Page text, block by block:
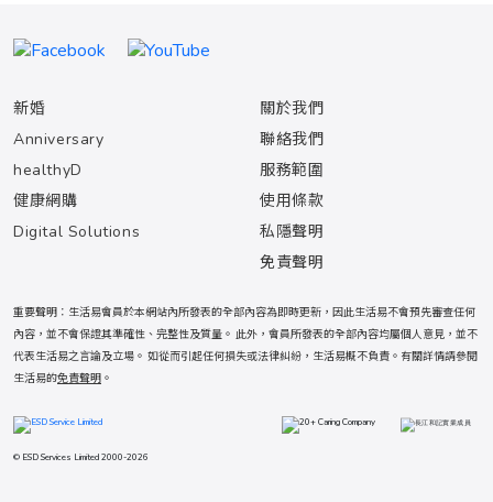
新婚
Anniversary
healthyD
健康網購
Digital Solutions
關於我們
聯絡我們
服務範圍
使用條款
私隱聲明
免責聲明
重要聲明：生活易會員於本網站內所發表的全部內容為即時更新，因此生活易不會預先審查任何
內容，並不會保證其準確性、完整性及質量。 此外，會員所發表的全部內容均屬個人意見，並不
代表生活易之言論及立場。 如從而引起任何損失或法律糾紛，生活易概不負責。有關詳情請參閱
生活易的免責聲明 。
© ESD Services Limited 2000-2026